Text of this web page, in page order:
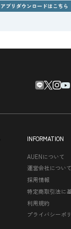
INFORMATION
AUENについて
運営会社について
採用情報
特定商取引法に
利用規約
プライバシーポ